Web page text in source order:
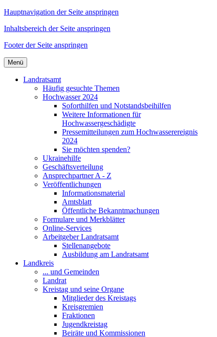
Hauptnavigation der Seite anspringen
Inhaltsbereich der Seite anspringen
Footer der Seite anspringen
Menü
Landratsamt
Häufig gesuchte Themen
Hochwasser 2024
Soforthilfen und Notstandsbeihilfen
Weitere Informationen für
Hochwassergeschädigte
Pressemitteilungen zum Hochwasserereignis
2024
Sie möchten spenden?
Ukrainehilfe
Geschäftsverteilung
Ansprechpartner A - Z
Veröffentlichungen
Informationsmaterial
Amtsblatt
Öffentliche Bekanntmachungen
Formulare und Merkblätter
Online-Services
Arbeitgeber Landratsamt
Stellenangebote
Ausbildung am Landratsamt
Landkreis
... und Gemeinden
Landrat
Kreistag und seine Organe
Mitglieder des Kreistags
Kreisgremien
Fraktionen
Jugendkreistag
Beiräte und Kommissionen